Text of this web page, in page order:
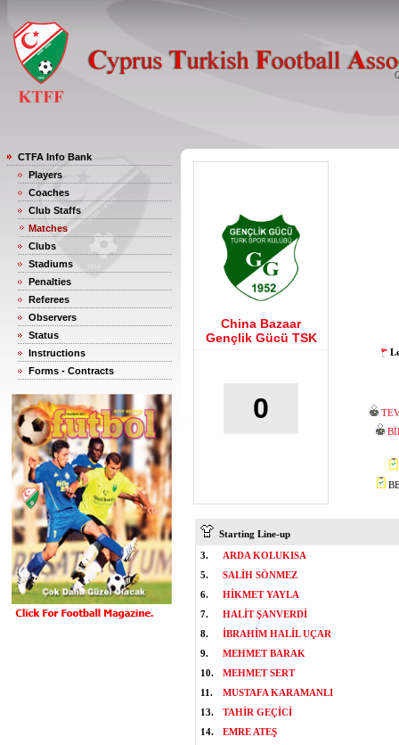
CTFA Info Bank
Players
Coaches
Club Staffs
Matches
Clubs
Stadiums
Penalties
Referees
Observers
Status
Instructions
Forms - Contracts
China Bazaar
Gençlik Gücü TSK
0
Starting Line-up
3.
ARDA KOLUKISA
5.
SALİH SÖNMEZ
6.
HİKMET YAYLA
7.
HALİT ŞANVERDİ
8.
İBRAHİM HALİL UÇAR
9.
MEHMET BARAK
10.
MEHMET SERT
11.
MUSTAFA KARAMANLI
13.
TAHİR GEÇİCİ
14.
EMRE ATEŞ